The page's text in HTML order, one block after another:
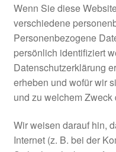
Wenn Sie diese
verschiedene
Personenbezogene
persönlich identifiziert
Datenschutzerklärung
erheben und wofür wir
und zu welchem Zweck
Wir weisen darauf hin,
Internet (z. B. bei der